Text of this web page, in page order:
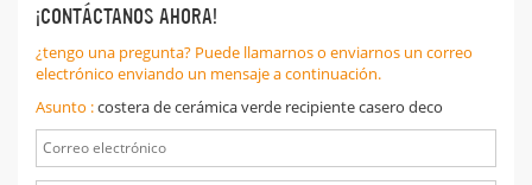
¡CONTÁCTANOS AHORA!
¿tengo una pregunta? Puede llamarnos o enviarnos un correo
electrónico enviando un mensaje a continuación.
Asunto :costera de cerámica verde recipiente casero deco